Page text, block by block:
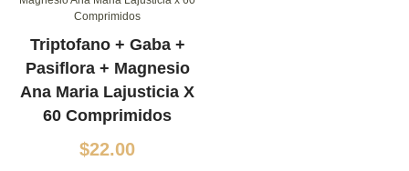
Triptofano + Gaba +
Pasiflora + Magnesio
Ana Maria Lajusticia X
60 Comprimidos
$22.00